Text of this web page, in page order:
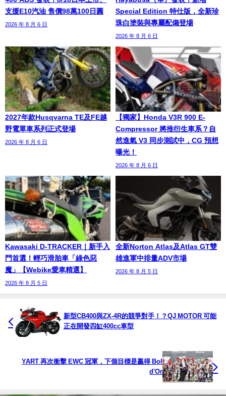
支援E10汽油 售價98萬100日圓
2026 年 8 月 6 日
Special Edition 特仕版，全新珍
珠白塗裝與專屬配備登場
2026 年 8 月 6 日
2027年款Husqvarna TE及FE越
野電單車系列正式登場
2026 年 8 月 6 日
【獨家】Honda V3R 900 E-
Compressor 將推衍生車系？自
然進氣 V3 同步測試中，CG 預想
曝光！
2026 年 8 月 6 日
Kawasaki D-TRACKER｜新手入
門首選！輕巧滑胎車「綠色惡
魔」【Webike愛車精選】
2026 年 8 月 5 日
全新Norton Atlas及Atlas GT雙
雄進軍中排量ADV市場
2026 年 8 月 5 日
新型CB400與ZX-4R的競爭對手！？QJ MOTOR 可能
正在開發四缸400cc車型
YART 再次衝擊 EWC 冠軍，下個目標是贏得 Bol
d'Or